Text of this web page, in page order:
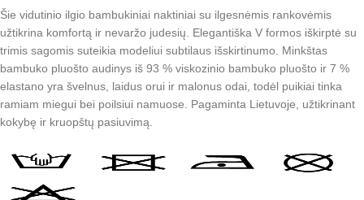
Šie vidutinio ilgio bambukiniai naktiniai su ilgesnėmis rankovėmis
užtikrina komfortą ir nevaržo judesių. Elegantiška V formos iškirptė su
trimis sagomis suteikia modeliui subtilaus išskirtinumo. Minkštas
bambuko pluošto audinys iš 93 % viskozinio bambuko pluošto ir 7 %
elastano yra švelnus, laidus orui ir malonus odai, todėl puikiai tinka
ramiam miegui bei poilsiui namuose. Pagaminta Lietuvoje, užtikrinant
kokybę ir kruopštų pasiuvimą.